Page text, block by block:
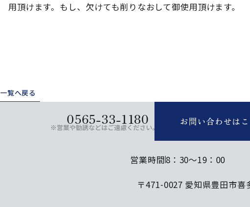
用頂けます。もし、欠けても削りなおして御使用頂けます。
一覧へ戻る
0565-33-1180 お問い合わせは
営業時間8：30～19：00
〒471-0027 愛知県豊田市喜